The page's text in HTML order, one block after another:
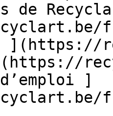
de
](https://
]